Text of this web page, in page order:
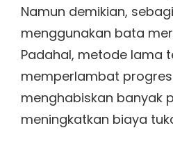
Namun demikian,
menggunakan bata
Padahal, metode lama
memperlambat progres
menghabiskan banyak
meningkatkan biaya